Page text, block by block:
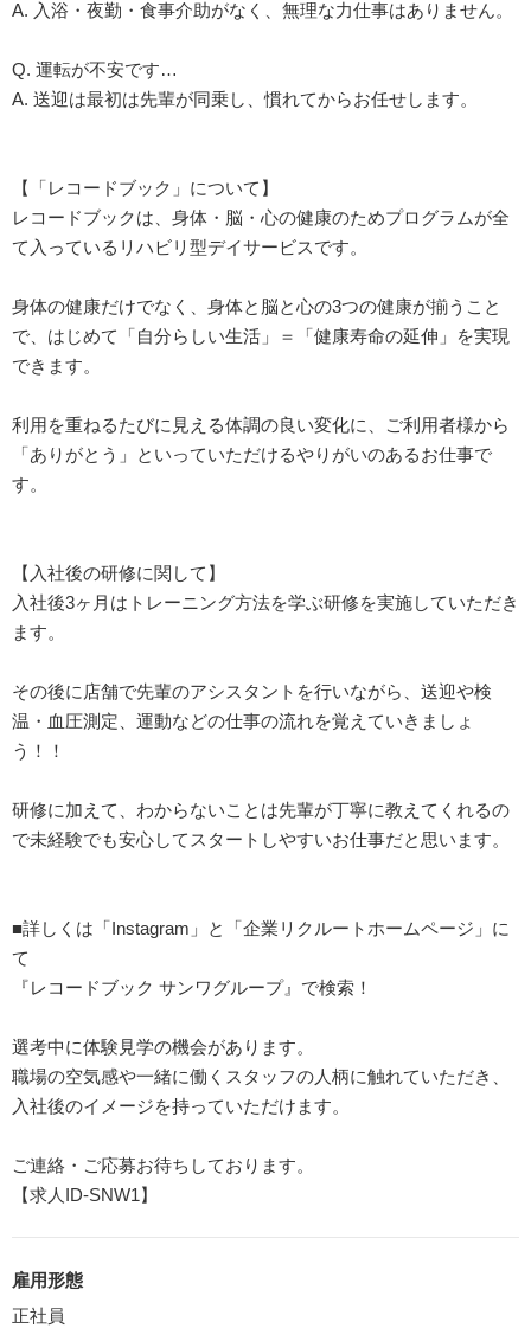
A. 入浴・夜勤・食事介助がなく、無理な力仕事はありません。
Q. 運転が不安です…
A. 送迎は最初は先輩が同乗し、慣れてからお任せします。
【「レコードブック」について】
レコードブックは、身体・脳・心の健康のためプログラムが全
て入っているリハビリ型デイサービスです。
身体の健康だけでなく、身体と脳と心の3つの健康が揃うこと
で、はじめて「自分らしい生活」＝「健康寿命の延伸」を実現
できます。
利用を重ねるたびに見える体調の良い変化に、ご利用者様から
「ありがとう」といっていただけるやりがいのあるお仕事で
す。
【入社後の研修に関して】
入社後3ヶ月はトレーニング方法を学ぶ研修を実施していただき
ます。
その後に店舗で先輩のアシスタントを行いながら、送迎や検
温・血圧測定、運動などの仕事の流れを覚えていきましょ
う！！
研修に加えて、わからないことは先輩が丁寧に教えてくれるの
で未経験でも安心してスタートしやすいお仕事だと思います。
■詳しくは「Instagram」と「企業リクルートホームページ」に
て
『レコードブック サンワグループ』で検索！
選考中に体験見学の機会があります。
職場の空気感や一緒に働くスタッフの人柄に触れていただき、
入社後のイメージを持っていただけます。
ご連絡・ご応募お待ちしております。
【求人ID-SNW1】
雇用形態
正社員